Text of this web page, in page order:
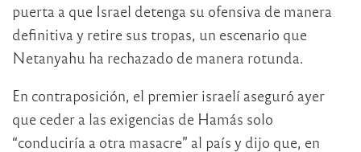
puerta a que Israel detenga su ofensiva de manera
definitiva y retire sus tropas, un escenario que
Netanyahu ha rechazado de manera rotunda.
En contraposición, el premier israelí aseguró ayer
que ceder a las exigencias de Hamás solo
“conduciría a otra masacre” al país y dijo que, en